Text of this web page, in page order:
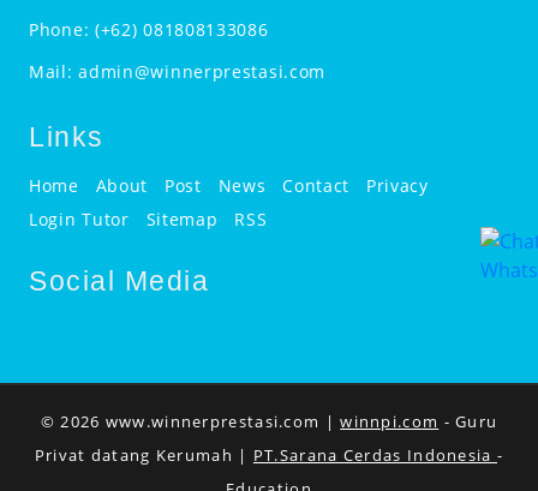
Phone: (+62) 081808133086
Mail:admin@winnerprestasi.com
Links
Home About Post News Contact
Privacy
Login Tutor
Sitemap RSS
Social Media
© 2026 www.winnerprestasi.com |winnpi.com - Guru
Privat datang Kerumah | PT.Sarana Cerdas Indonesia -